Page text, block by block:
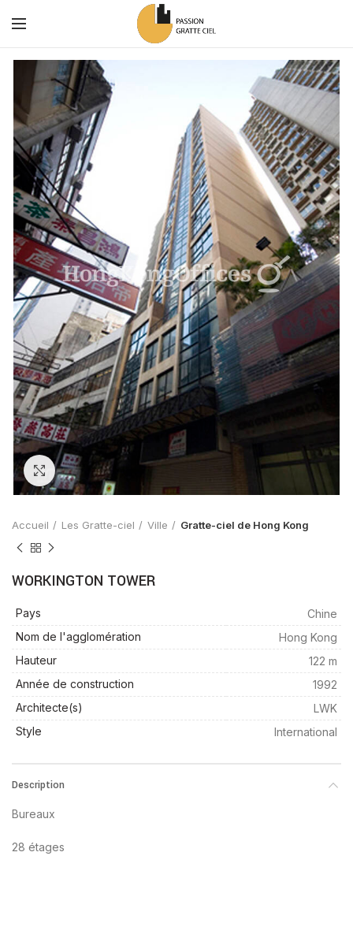
Zoom
Accueil Les Gratte-ciel Ville Gratte-ciel de Hong Kong
WORKINGTON TOWER
Pays
Chine
Nom de l'agglomération
Hong Kong
Hauteur
122 m
Année de construction
1992
Architecte(s)
LWK
Style
International
Description
Bureaux
28 étages